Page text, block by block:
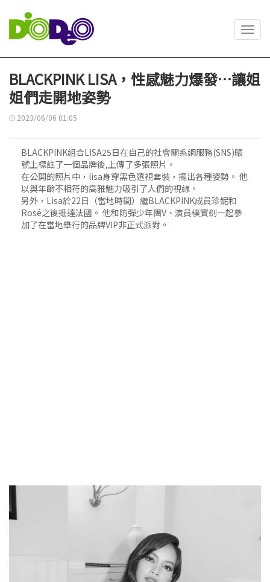
BLACKPINK LISA，性感魅力爆發…讓姐
姐們走開地姿勢
2023/06/06 01:05
BLACKPINK組合LISA25日在自己的社會關系網服務(SNS)賬
號上標註了一個品牌後,上傳了多張照片。
在公開的照片中，lisa身穿黑色透視套裝，擺出各種姿勢。 他
以與年齡不相符的高雅魅力吸引了人們的視線。
另外，Lisa於22日（當地時間）繼BLACKPINK成員珍妮和
Rosé之後抵達法國。 他和防彈少年團V、演員樸寶劍一起參
加了在當地舉行的品牌VIP非正式派對。